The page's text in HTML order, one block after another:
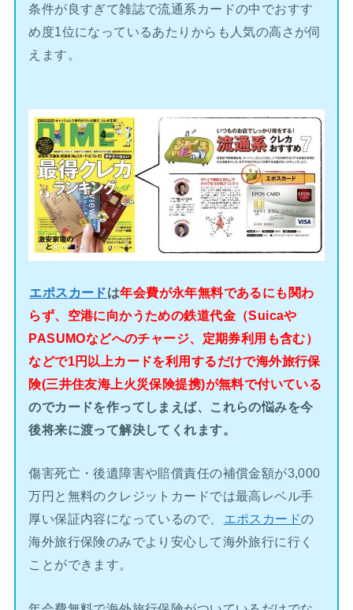
条件が良すぎて雑誌で流通系カードの中でおすす
め度1位になっているあたりからも人気の高さが伺
えます。
エポスカードは年会費が永年無料であるにも関わ
らず、空港に向かうための鉄道代金（Suicaや
PASUMOなどへのチャージ、定期券利用も含む）
などで1円以上カードを利用するだけで海外旅行保
険(三井住友海上火災保険提携)が無料で付いている
のでカードを作ってしまえば、これらの悩みを今
後将来に渡って解決してくれます。
傷害死亡・後遺障害や賠償責任の補償金額が3,000
万円と無料のクレジットカードでは最高レベル手
厚い保証内容になっているので、
エポスカードの
海外旅行保険のみでより安心して海外旅行に行く
ことができます。